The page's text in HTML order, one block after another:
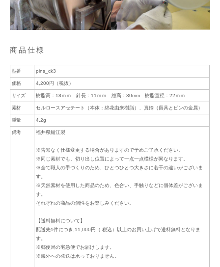
商品仕様
型番 pins_ck3
価格 4,200円（税抜）
サイズ 樹脂高：18ｍｍ 針長：11ｍｍ 総高：30mm 樹脂直径：22ｍｍ
素材 セルロースアセテート（本体：綿花由来樹脂）、真鍮（留具とピンの金属）
重量 4.2g
備考 福井県鯖江製
※告知なく仕様変更する場合がありますので予めご了承ください。
※同じ素材でも、切り出し位置によって一点一点模様が異なります。
※全て職人の手づくりのため、ひとつひとつ大きさに若干の違いがございま
す。
※天然素材を使用した商品のため、色合い、手触りなどに個体差がございま
す。
それぞれの商品の個性をお楽しみください。
【送料無料について】
配送先1件につき,11,000円（ 税込）以上のお買い上げで送料無料となりま
す。
※郵便局の宅急便でお届けします。
※海外への発送は承っておりません。